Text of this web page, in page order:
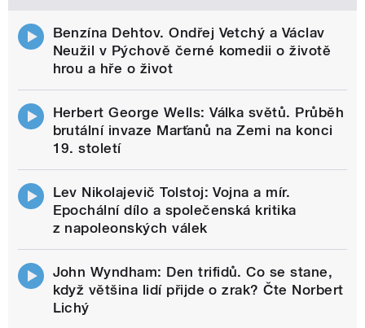
Benzína Dehtov. Ondřej Vetchý a Václav
Neužil v Pýchově černé komedii o životě
hrou a hře o život
Herbert George Wells: Válka světů. Průběh
brutální invaze Marťanů na Zemi na konci
19. století
Lev Nikolajevič Tolstoj: Vojna a mír.
Epochální dílo a společenská kritika
z napoleonských válek
John Wyndham: Den trifidů. Co se stane,
když většina lidí přijde o zrak? Čte Norbert
Lichý